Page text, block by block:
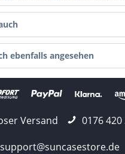
ebenfalls angesehen
Versand
0176 420
support@suncasestore.de